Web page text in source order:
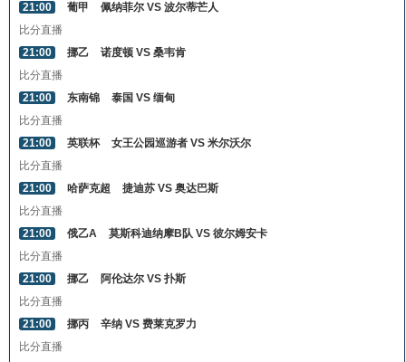
21:00
葡甲
佩纳菲尔 VS 波尔蒂芒人
比分直播
21:00
挪乙
诺度顿 VS 桑韦肯
比分直播
21:00
东南锦
泰国 VS 缅甸
比分直播
21:00
英联杯
女王公园巡游者 VS 米尔沃尔
比分直播
21:00
哈萨克超
捷迪苏 VS 奥达巴斯
比分直播
21:00
俄乙A
莫斯科迪纳摩B队 VS 彼尔姆安卡
比分直播
21:00
挪乙
阿伦达尔 VS 扑斯
比分直播
21:00
挪丙
辛纳 VS 费莱克罗力
比分直播